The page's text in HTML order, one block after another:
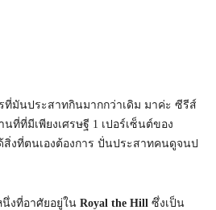
ที่มันประสาทกินมากกว่าเดิม มาค่ะ ซีรีส์
ที่ที่มีเพียงเศรษฐี 1 เปอร์เซ็นต์ของ
สิ่งที่ตนเองต้องการ ปั่นประสาทคนดูจนป
งที่อาศัยอยู่ใน Royal the Hill ซึ่งเป็น